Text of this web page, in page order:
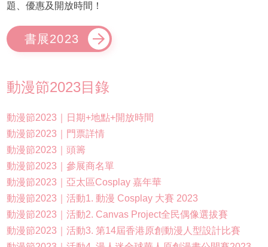
題、優惠及開放時間！
書展2023
動漫節2023目錄
動漫節2023｜日期+地點+開放時間
動漫節2023｜門票詳情
動漫節2023｜頭籌
動漫節2023｜參展商名單
動漫節2023｜亞太區Cosplay 嘉年華
動漫節2023｜活動1. 動漫 Cosplay 大賽 2023
動漫節2023｜活動2. Canvas Project全民偶像選拔賽
動漫節2023｜活動3. 第14屆香港原創動漫人型設計比賽